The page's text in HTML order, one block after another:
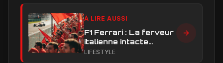
À LIRE AUSSI
F1 Ferrari : La ferveur
italienne intacte
malgré les triomphes
LIFESTYLE